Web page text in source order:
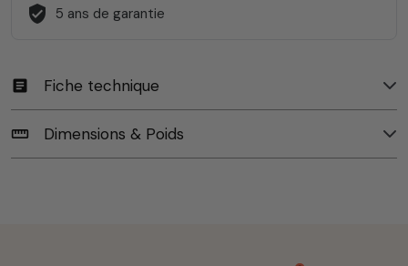
verified_user 5 ans de garantie
article Fiche technique
straighten Dimensions & Poids